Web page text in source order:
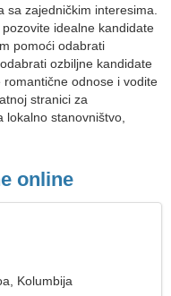
zajedničkim interesima.
idealne kandidate
pomoći odabrati
ozbiljne kandidate
odnose i vodite
stranici za
stanovništvo,
online
Kolumbija